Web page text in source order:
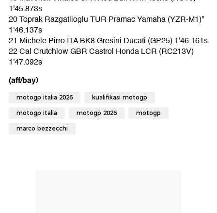
1'45.873s
20 Toprak Razgatlioglu TUR Pramac Yamaha (YZR-M1)*
1'46.137s
21 Michele Pirro ITA BK8 Gresini Ducati (GP25) 1'46.161s
22 Cal Crutchlow GBR Castrol Honda LCR (RC213V)
1'47.092s
(aff/bay)
motogp italia 2026 kualifikasi motogp
motogp italia motogp 2026 motogp
marco bezzecchi